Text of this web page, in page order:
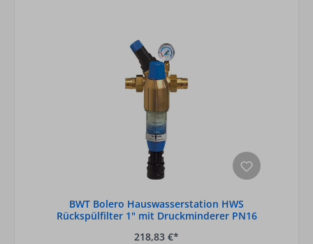
BWT Bolero Hauswasserstation HWS
Rückspülfilter 1" mit Druckminderer PN16
218,83 €*